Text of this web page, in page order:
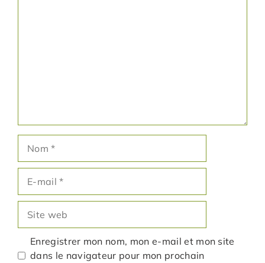
mail
web
Enregistrer mon nom, mon e-mail et mon site
dans le navigateur pour mon prochain